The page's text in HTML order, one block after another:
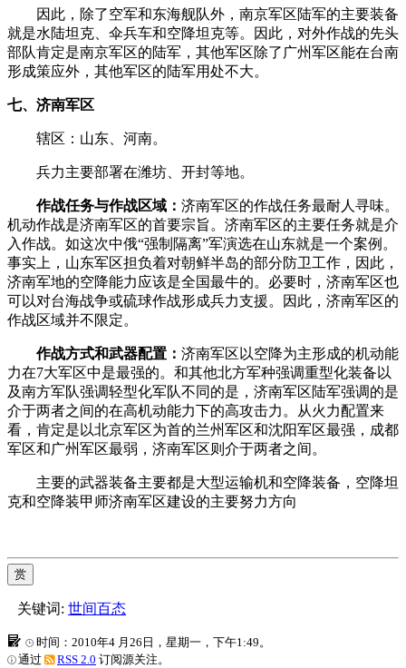
­ 因此，除了空军和东海舰队外，南京军区陆军的主要装备
就是水陆坦克、伞兵车和空降坦克等。因此，对外作战的先头
部队肯定是南京军区的陆军，其他军区除了广州军区能在台南
形成策应外，其他军区的陆军用处不大。­
七、济南军区­
­ 辖区：山东、河南。­
­ 兵力主要部署在潍坊、开封等地。­
作战任务与作战区域： 济南军区的作战任务最耐人寻味。
机动作战是济南军区的首要宗旨。济南军区的主要任务就是介
入作战。如这次中俄“强制隔离”军演选在山东就是一个案例。
事实上，山东军区担负着对朝鲜半岛的部分防卫工作，因此，
济南军地的空降能力应该是全国最牛的。必要时，济南军区也
可以对台海战争或硫球作战形成兵力支援。因此，济南军区的
作战区域并不限定。­
作战方式和武器配置： 济南军区以空降为主形成的机动能
力在7大军区中是最强的。和其他北方军种强调重型化装备以
及南方军队强调轻型化军队不同的是，济南军区陆军强调的是
介于两者之间的在高机动能力下的高攻击力。从火力配置来
看，肯定是以北京军区为首的兰州军区和沈阳军区最强，成都
军区和广州军区最弱，济南军区则介于两者之间。­
­ 主要的武器装备主要都是大型运输机和空降装备，空降坦
克和空降装甲师济南军区建设的主要努力方向­
赏
关键词: 世间百态
时间：2010年4 月26日，星期一，下午1:49。
通过
RSS 2.0 订阅源关注。